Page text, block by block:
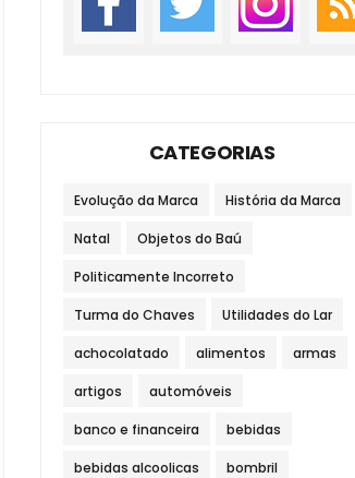
CATEGORIAS
Evolução da Marca História da Marca
Natal Objetos do Baú
Politicamente Incorreto
Turma do Chaves Utilidades do Lar
achocolatado alimentos armas
artigos automóveis
banco e financeira bebidas
bebidas alcoolicas bombril